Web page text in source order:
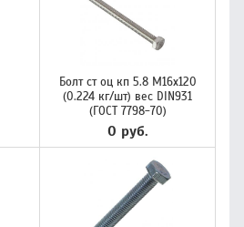
Болт ст оц кп 5.8 М16х120
(0.224 кг/шт) вес DIN931
(ГОСТ 7798-70)
0 руб.